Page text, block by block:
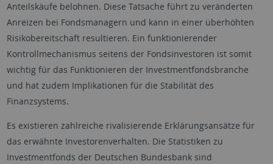
Anteilskäufe belohnen. Diese Tatsache führt zu veränderten
Anreizen bei Fondsmanagern und kann in einer überhöhten
Risikobereitschaft resultieren. Ein funktionierender
Kontrollmechanismus seitens der Fondsinvestoren ist somit
wichtig für das Funktionieren der Investmentfondsbranche
und hat zudem Implikationen für die Stabilität des
Finanzsystems.
Es existieren zahlreiche rivalisierende Erklärungsansätze für
das erwähnte Investorenverhalten. Die Statistiken zu
Investmentfonds der Deutschen Bundesbank sind